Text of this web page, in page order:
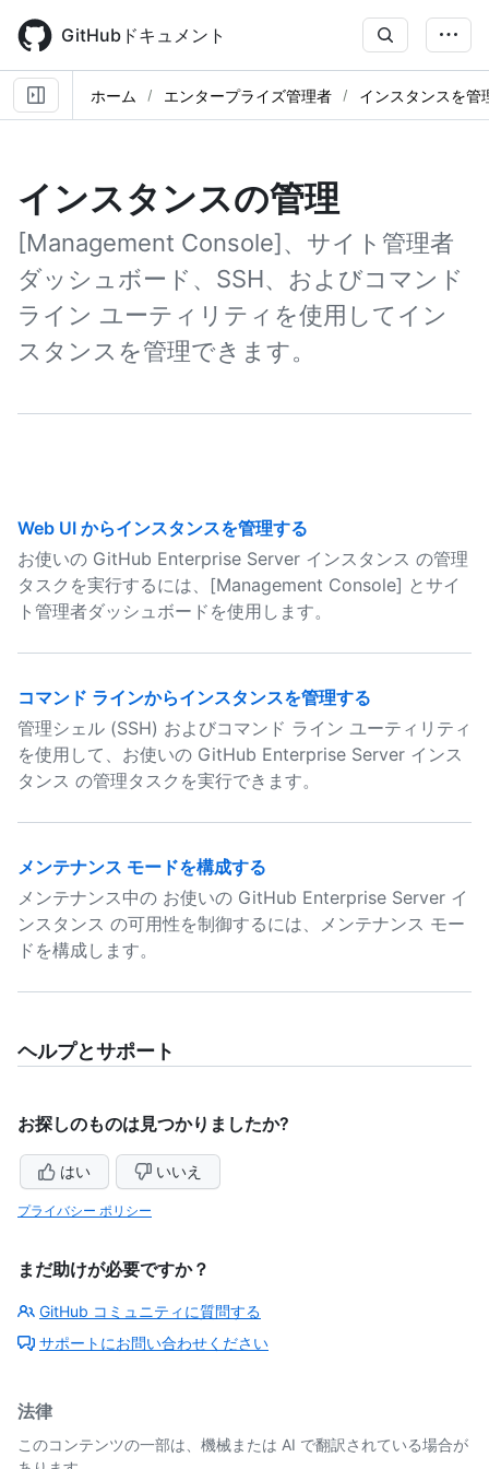
main
content
GitHubドキュメント
ホーム エンタープライズ管理者 インスタンスを管
インスタンスの管理
[Management Console]、サイト管理者
ダッシュボード、SSH、およびコマンド
ライン ユーティリティを使用してイン
スタンスを管理できます。
Web UI からインスタンスを管理する
お使いの GitHub Enterprise Server インスタンス の管理
タスクを実行するには、[Management Console] とサイ
ト管理者ダッシュボードを使用します。
コマンド ラインからインスタンスを管理する
管理シェル (SSH) およびコマンド ライン ユーティリティ
を使用して、お使いの GitHub Enterprise Server インス
タンス の管理タスクを実行できます。
メンテナンス モードを構成する
メンテナンス中の お使いの GitHub Enterprise Server イ
ンスタンス の可用性を制御するには、メンテナンス モー
ドを構成します。
ヘルプとサポート
お探しのものは見つかりましたか?
はい いいえ
プライバシー ポリシー
まだ助けが必要ですか？
GitHub コミュニティに質問する
サポートにお問い合わせください
法律
このコンテンツの一部は、機械または AI で翻訳されている場合が